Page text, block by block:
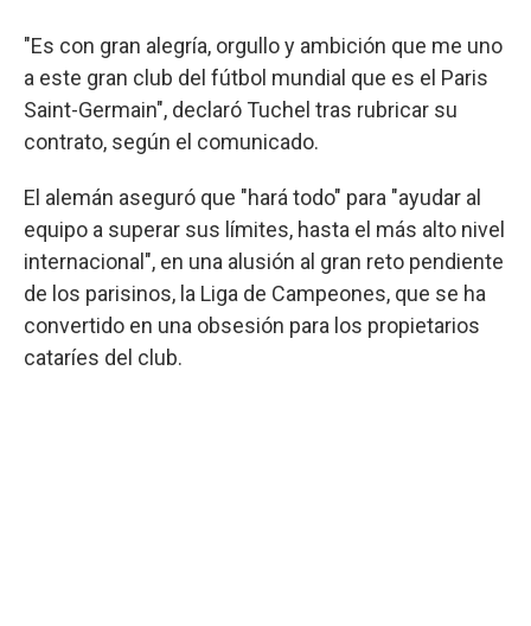
"Es con gran alegría, orgullo y ambición que me uno
a este gran club del fútbol mundial que es el Paris
Saint-Germain", declaró Tuchel tras rubricar su
contrato, según el comunicado.
El alemán aseguró que "hará todo" para "ayudar al
equipo a superar sus límites, hasta el más alto nivel
internacional", en una alusión al gran reto pendiente
de los parisinos, la Liga de Campeones, que se ha
convertido en una obsesión para los propietarios
cataríes del club.